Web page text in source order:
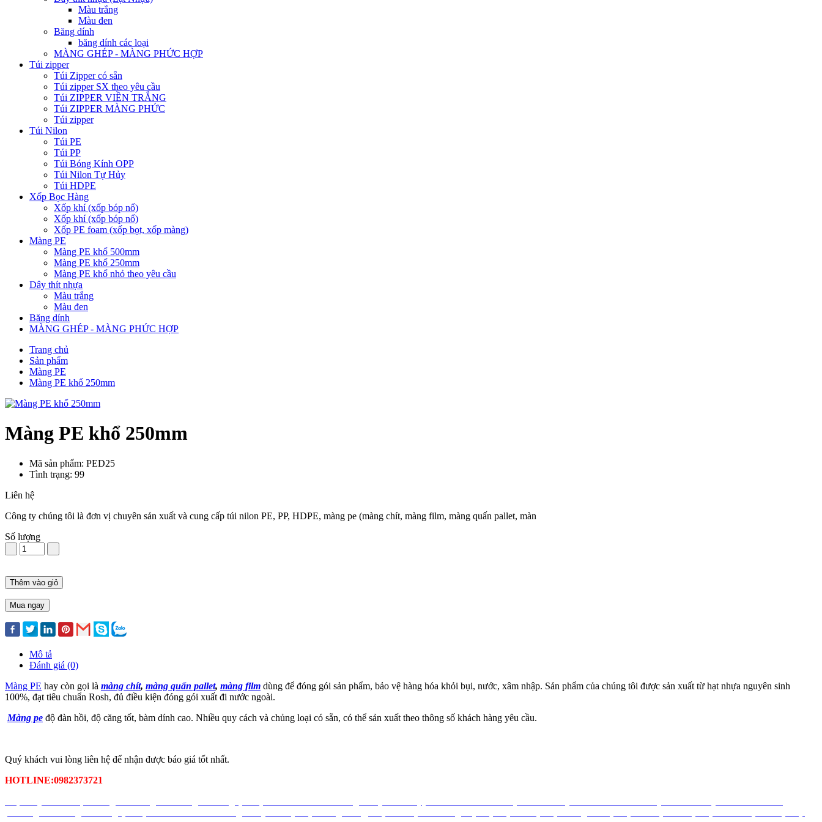
Màu trắng
Màu đen
Băng dính
băng dính các loại
MÀNG GHÉP - MÀNG PHỨC HỢP
Túi zipper
Túi Zipper có sẵn
Túi zipper SX theo yêu cầu
Túi ZIPPER VIỀN TRẮNG
Túi ZIPPER MÀNG PHỨC
Túi zipper
Túi Nilon
Túi PE
Túi PP
Túi Bóng Kính OPP
Túi Nilon Tự Hủy
Túi HDPE
Xốp Bọc Hàng
Xốp khí (xốp bóp nổ)
Xốp khí (xốp bóp nổ)
Xốp PE foam (xốp bọt, xốp màng)
Màng PE
Màng PE khổ 500mm
Màng PE khổ 250mm
Màng PE khổ nhỏ theo yêu cầu
Dây thít nhựa
Màu trắng
Màu đen
Băng dính
MÀNG GHÉP - MÀNG PHỨC HỢP
Trang chủ
Sản phẩm
Màng PE
Màng PE khổ 250mm
Màng PE khổ 250mm
Mã sản phẩm: PED25
Tình trạng: 99
Liên hệ
Công ty chúng tôi là đơn vị chuyên sản xuất và cung cấp túi nilon PE, PP, HDPE, màng pe (màng chít, màng film, màng quấn pallet, màn
Số lượng
Thêm vào giỏ
Mua ngay
Mô tả
Đánh giá (0)
Màng PE hay còn gọi là màng chít, màng quấn pallet, màng film dùng để đóng gói sản phẩm, bảo vệ hàng hóa khỏi bụi, nước, xâm nhập. Sản phẩm của chúng tôi được sản xuất từ hạt nhựa nguyên sinh
100%, đạt tiêu chuẩn Rosh, đủ điều kiện đóng gói xuất đi nước ngoài.
Màng pe độ đàn hồi, độ căng tốt, bàm dính cao. Nhiều quy cách và chủng loại có sẵn, có thể sản xuất theo thông số khách hàng yêu cầu.
Quý khách vui lòng liên hệ để nhận được báo giá tốt nhất.
HOTLINE:0982373721